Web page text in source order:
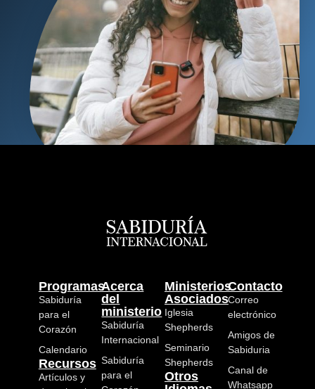
Programas
Sabiduría
para el
Corazón
Calendario
Recursos
Artículos y
Acerca
del
ministerio
Sabiduría
Internacional
Sabiduría
para el
Ministerios
Asociados
Iglesia
Shepherds
Seminario
Shepherds
Otros
Contacto
Correo
electrónico
Amigos de
Sabiduria
Canal de
Whatsapp